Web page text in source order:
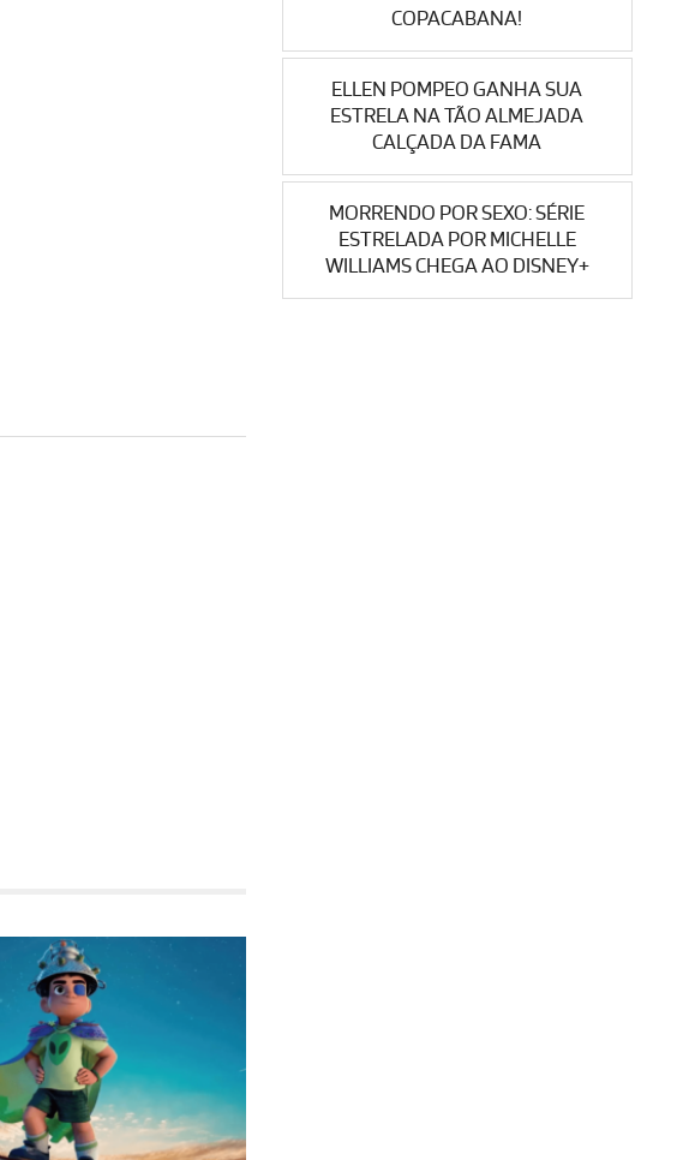
COPACABANA!
ELLEN POMPEO GANHA SUA
ESTRELA NA TÃO ALMEJADA
CALÇADA DA FAMA
MORRENDO POR SEXO: SÉRIE
ESTRELADA POR MICHELLE
WILLIAMS CHEGA AO DISNEY+